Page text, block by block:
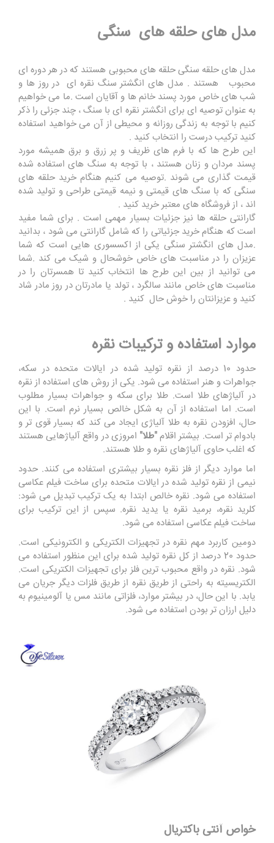
مدل های حلقه های سنگی
مدل های حلقه سنگی حلقه های محبوبی هستند که در هر دوره ای
محبوب هستند . مدل های انگشتر سنگ نقره ای در روز ها و
شب های خاص مورد پسند خانم ها و آقایان است .ما می خواهیم
به عنوان توصیه ای برای انگشتر نقره ای با سنگ ، چند جزئی را ذکر
کنیم با توجه به زندگی روزانه و محیطی از آن می خواهید استفاده
کنید ترکیب درست را انتخاب کنید .
این طرح ها که با فرم های ظریف و پر زرق و برق همیشه مورد
پسند مردان و زنان هستند ، با توجه به سنگ های استفاده شده
قیمت گذاری می شوند .توصیه می کنیم هنگام خرید حلقه های
سنگی که با سنگ های قیمتی و نیمه قیمتی طراحی و تولید شده
اند ، از فروشگاه های معتبر خرید کنید .
گارانتی حلقه ها نیز جزئیات بسیار مهمی است . برای شما مفید
است که هنگام خرید جزئیاتی را که شامل گارانتی می شود ، بدانید
.مدل های انگشتر سنگی یکی از اکسسوری هایی است که شما
عزیزان را در مناسبت های خاص خوشحال و شیک می کند .شما
می توانید از بین این طرح ها انتخاب کنید تا همسرتان را در
مناسبت های خاص مانند سالگرد ، تولد یا مادرتان در روز مادر شاد
کنید و عزیزانتان را خوش حال کنید .
موارد استفاده و ترکیبات نقره
حدود 10 درصد از نقره تولید شده در ایالات متحده در سکه،
جواهرات و هنر استفاده می شود. یکی از روش های استفاده از نقره
در آلیاژهای طلا است. طلا برای سکه و جواهرات بسیار مطلوب
است. اما استفاده از آن به شکل خالص بسیار نرم است. با این
حال، افزودن نقره به طلا آلیاژی ایجاد می کند که بسیار قوی تر و
بادوام تر است. بیشتر اقلام"طلا" امروزی در واقع آلیاژهایی هستند
که اغلب حاوی آلیاژهای نقره و طلا هستند.
اما موارد دیگر از فلز نقره بسیار بیشتری استفاده می کنند. حدود
نیمی از نقره تولید شده در ایالات متحده برای ساخت فیلم عکاسی
استفاده می شود. نقره خالص ابتدا به یک ترکیب تبدیل می شود:
کلرید نقره، برمید نقره یا یدید نقره. سپس از این ترکیب برای
ساخت فیلم عکاسی استفاده می شود.
دومین کاربرد مهم نقره در تجهیزات الکتریکی و الکترونیکی است.
حدود 20 درصد از کل نقره تولید شده برای این منظور استفاده می
شود. نقره در واقع محبوب ترین فلز برای تجهیزات الکتریکی است.
الکتریسیته به راحتی از طریق نقره از طریق فلزات دیگر جریان می
یابد. با این حال، در بیشتر موارد، فلزاتی مانند مس یا آلومینیوم به
دلیل ارزان تر بودن استفاده می شود.
خواص آنتی باکتریال